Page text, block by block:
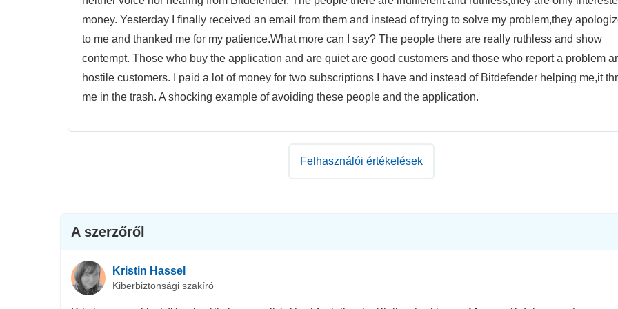
money. Yesterday I finally received an email from them and instead of trying to solve my problem,they
to me and thanked me for my patience.What more can I say? The people there are really ruthless and show
contempt. Those who buy the application and are quiet are good customers and those who report a problem
hostile customers. I paid a lot of money for two subscriptions I have and instead of Bitdefender helping me,it
me in the trash. A shocking example of avoiding these people and the application.
Felhasználói értékelések
A szerzőről
Kristin Hassel
Kiberbiztonsági szakíró